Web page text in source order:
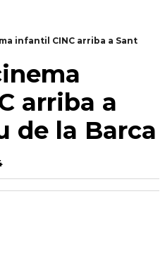
infantil CINC arriba a Sant
arriba a
de la Barca